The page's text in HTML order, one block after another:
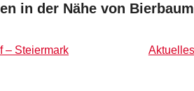
in der Nähe von Bierbaum
– Steiermark